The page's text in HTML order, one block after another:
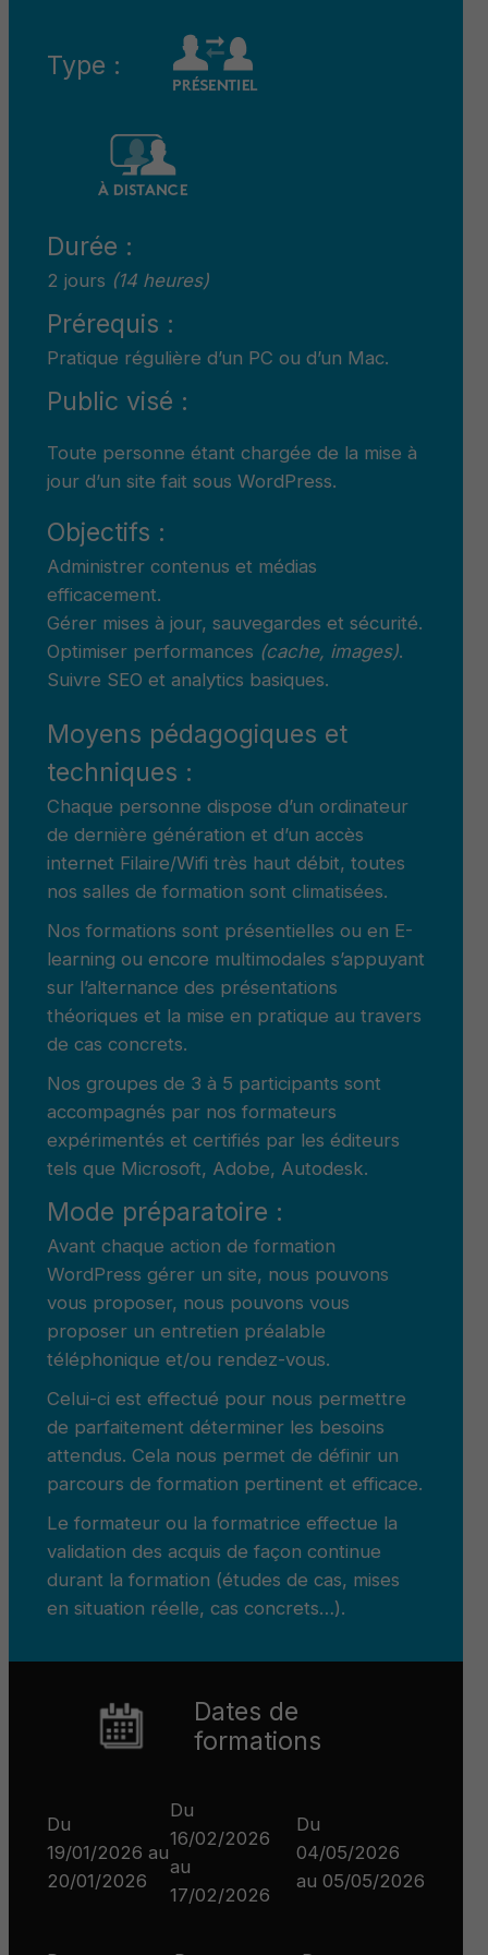
Type :
Durée :
2 jours (14 heures)
Prérequis :
Pratique régulière d’un PC ou d’un Mac.
Public visé :
Toute personne étant chargée de la mise à
jour d’un site fait sous WordPress.
Objectifs :
Administrer contenus et médias
efficacement.
Gérer mises à jour, sauvegardes et sécurité.
Optimiser performances (cache, images).
Suivre SEO et analytics basiques.
Moyens pédagogiques et
techniques :
Chaque personne dispose d’un ordinateur
de dernière génération et d’un accès
internet Filaire/Wifi très haut débit, toutes
nos salles de formation sont climatisées.
Nos formations sont présentielles ou en E-
learning ou encore multimodales s’appuyant
sur l’alternance des présentations
théoriques et la mise en pratique au travers
de cas concrets.
Nos groupes de 3 à 5 participants sont
accompagnés par nos formateurs
expérimentés et certifiés par les éditeurs
tels que Microsoft, Adobe, Autodesk.
Mode préparatoire :
Avant chaque action de formation
WordPress gérer un site, nous pouvons
vous proposer, nous pouvons vous
proposer un entretien préalable
téléphonique et/ou rendez-vous.
Celui-ci est effectué pour nous permettre
de parfaitement déterminer les besoins
attendus. Cela nous permet de définir un
parcours de formation pertinent et efficace.
Le formateur ou la formatrice effectue la
validation des acquis de façon continue
durant la formation (études de cas, mises
en situation réelle, cas concrets…).
Dates de
formations
Du
19/01/2026 au
20/01/2026
Du
16/02/2026
au
17/02/2026
Du
04/05/2026
au 05/05/2026